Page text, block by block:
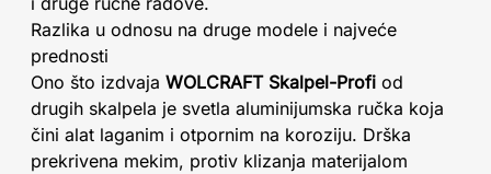
Razlika u odnosu na druge modele i najveće
prednosti
Ono što izdvaja WOLCRAFT Skalpel-Profi od
drugih skalpela je svetla aluminijumska ručka koja
čini alat laganim i otpornim na koroziju. Drška
prekrivena mekim, protiv klizanja materijalom